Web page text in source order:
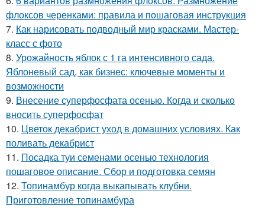
флоксов черенками: правила и пошаговая инструкция
7. Как нарисовать подводный мир красками. Мастер-
класс с фото
8. Урожайность яблок с 1 га интенсивного сада.
Яблоневый сад, как бизнес: ключевые моменты и
возможности
9. Внесение суперфосфата осенью. Когда и сколько
вносить суперфосфат
10. Цветок декабрист уход в домашних условиях. Как
поливать декабрист
11. Посадка туи семенами осенью технология
пошаговое описание. Сбор и подготовка семян
12. Топинамбур когда выкапывать клубни.
Приготовление топинамбура